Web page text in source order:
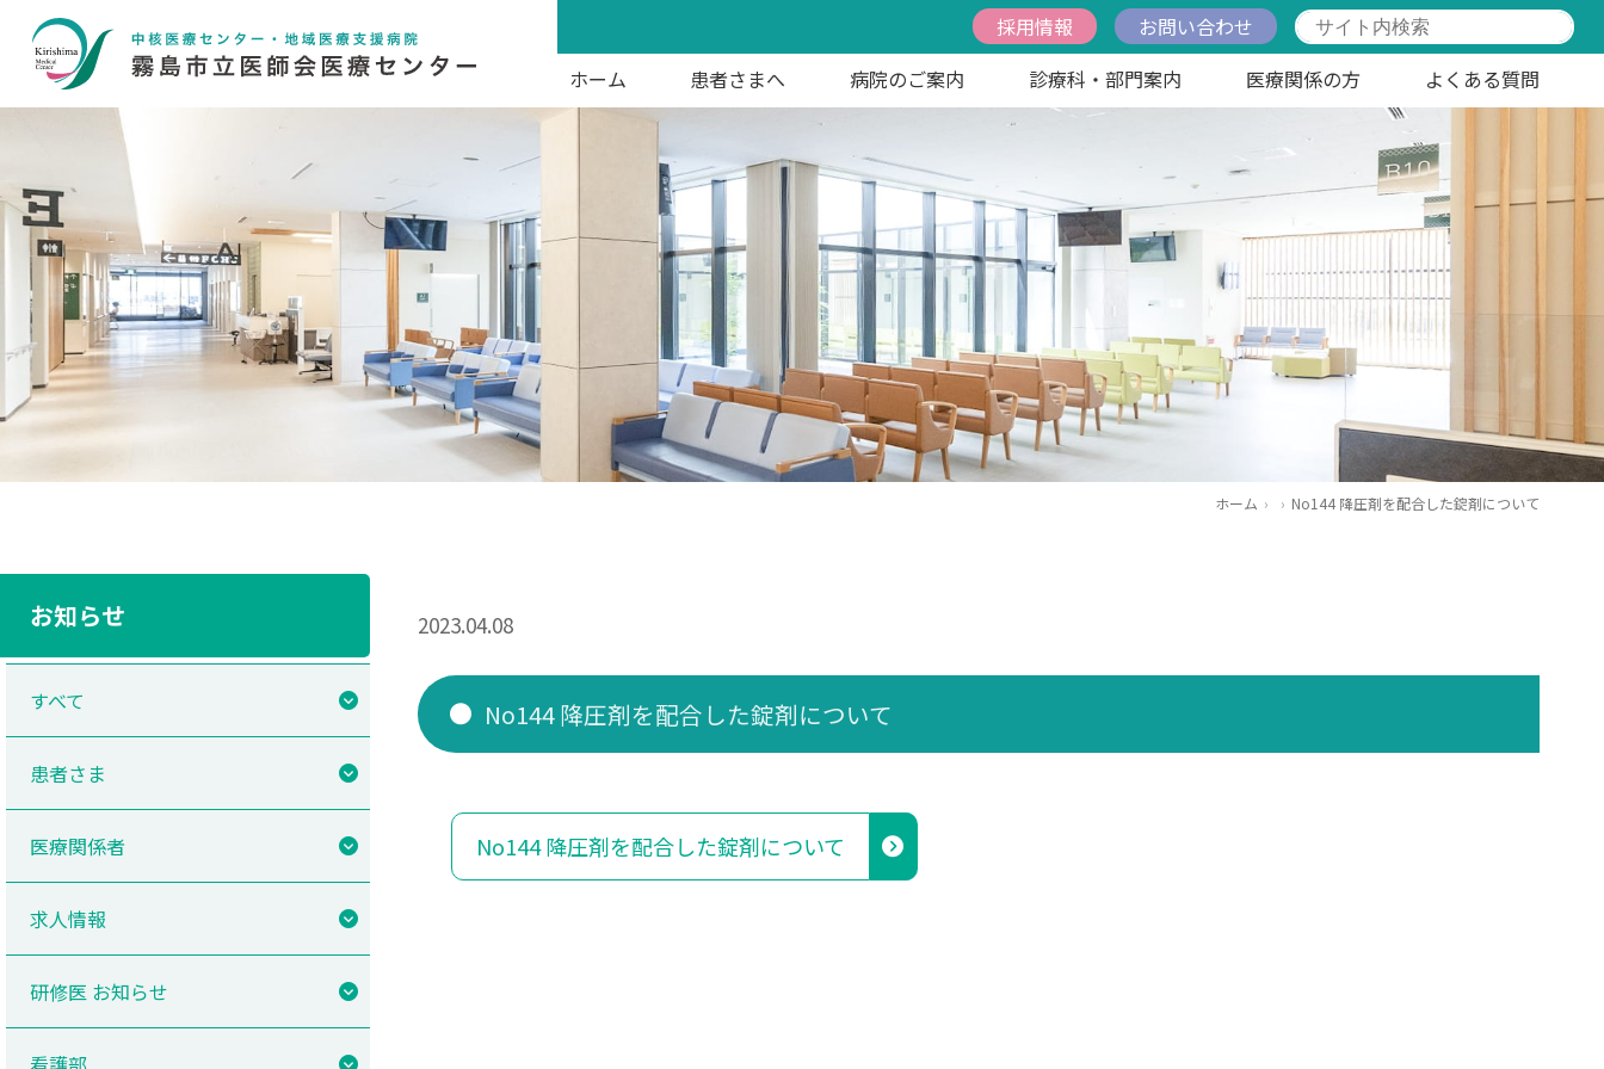
採用情報
お問い合わせ
ホーム
患者さまへ 病院のご案内 診療科・部門案内 医療関係の方 よくある質問
ホーム No144 降圧剤を配合した錠剤について
お知らせ
すべて
患者さま
医療関係者
求人情報
研修医 お知らせ
2023.04.08
No144 降圧剤を配合した錠剤について
No144 降圧剤を配合した錠剤について